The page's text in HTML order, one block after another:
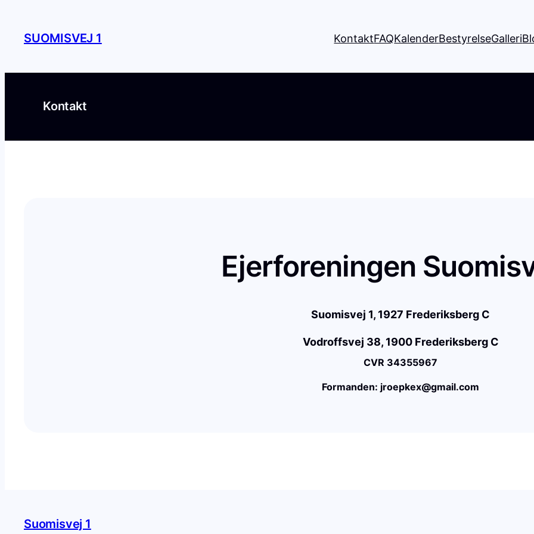
indhold
SUOMISVEJ 1 KontaktFAQKalenderBestyrelseGalleri
Kontakt
Ejerforeningen
Suomisvej 1, 1927 Frederiksberg C
Vodroffsvej 38, 1900 Frederiksberg C
CVR 34355967
Formanden: jroepkex@gmail.com
Suomisvej 1